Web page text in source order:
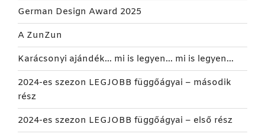
German Design Award 2025
A ZunZun
Karácsonyi ajándék… mi is legyen… mi is legyen…
2024-es szezon LEGJOBB függőágyai – második
rész
2024-es szezon LEGJOBB függőágyai – első rész